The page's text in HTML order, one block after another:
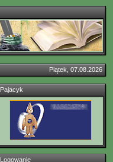
Piątek, 07.08.2026
Pajacyk
Logowanie